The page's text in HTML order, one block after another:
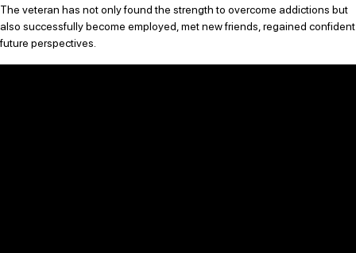
The veteran has not only found the strength to overcome addictions but
also successfully become employed, met new friends, regained confident
future perspectives.